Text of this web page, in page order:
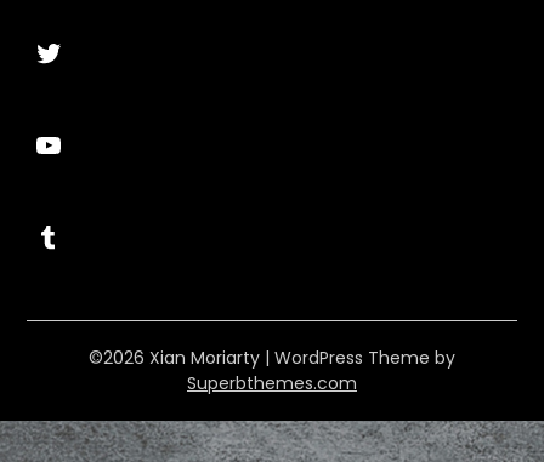
Twitter
YouTube
Tumblr
©2026 Xian Moriarty | WordPress Theme by
Superbthemes.com